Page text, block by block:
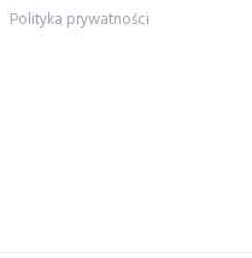
Polityka prywatności